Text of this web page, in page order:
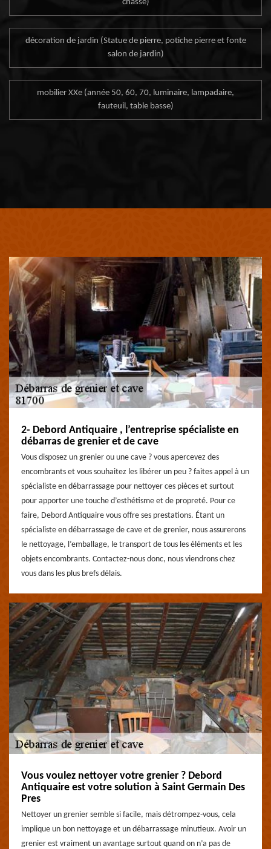
chasse)
décoration de jardin (Statue de pierre, potiche pierre et fonte
salon de jardin)
mobilier XXe (année 50, 60, 70, luminaire, lampadaire,
fauteuil, table basse)
2- Debord Antiquaire , l’entreprise spécialiste en
débarras de grenier et de cave
Vous disposez un grenier ou une cave ? vous apercevez des
encombrants et vous souhaitez les libérer un peu ? faites appel à un
spécialiste en débarrassage pour nettoyer ces pièces et surtout
pour apporter une touche d’esthétisme et de propreté. Pour ce
faire, Debord Antiquaire vous offre ses prestations. Étant un
spécialiste en débarrassage de cave et de grenier, nous assurerons
le nettoyage, l’emballage, le transport de tous les éléments et les
objets encombrants. Contactez-nous donc, nous viendrons chez
vous dans les plus brefs délais.
Vous voulez nettoyer votre grenier ? Debord
Antiquaire est votre solution à Saint Germain Des
Pres
Nettoyer un grenier semble si facile, mais détrompez-vous, cela
implique un bon nettoyage et un débarrassage minutieux. Avoir un
grenier est vraiment un avantage surtout quand on n’a pas de